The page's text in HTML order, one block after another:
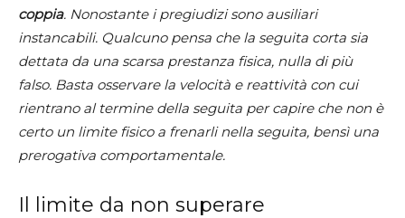
coppia. Nonostante i pregiudizi sono ausiliari
instancabili. Qualcuno pensa che la seguita corta sia
dettata da una scarsa prestanza fisica, nulla di più
falso. Basta osservare la velocità e reattività con cui
rientrano al termine della seguita per capire che non è
certo un limite fisico a frenarli nella seguita, bensì una
prerogativa comportamentale.
Il limite da non superare